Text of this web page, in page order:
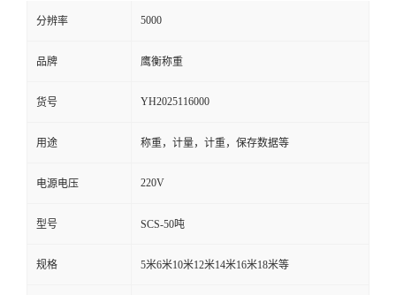
分辨率 5000
品牌 鹰衡称重
货号 YH2025116000
用途 称重，计量，计重，保存数据等
电源电压 220V
型号 SCS-50吨
规格 5米6米10米12米14米16米18米等